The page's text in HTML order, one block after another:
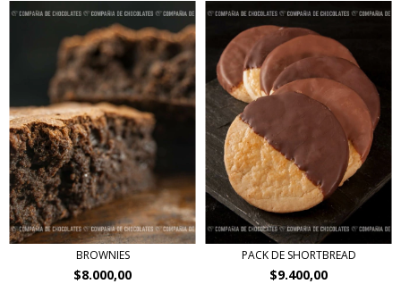
BROWNIES
$8.000,00
PACK DE SHORTBREAD
$9.400,00